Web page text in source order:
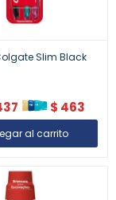
Slim Black
$ 463